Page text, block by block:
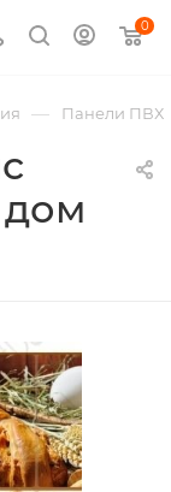
0
— Панели ПВХ